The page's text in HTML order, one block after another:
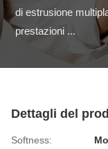
di estrusione
prestazioni ...
Dettagli del
Softness: